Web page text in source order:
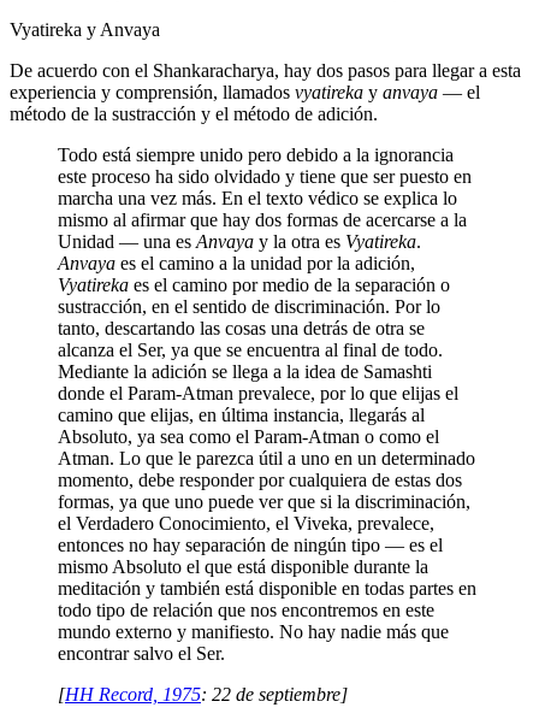
Vyatireka y Anvaya
De acuerdo con el Shankaracharya, hay dos pasos para llegar a esta
experiencia y comprensión, llamados vyatireka y anvaya ― el
método de la sustracción y el método de adición.
Todo está siempre unido pero debido a la ignorancia
este proceso ha sido olvidado y tiene que ser puesto en
marcha una vez más. En el texto védico se explica lo
mismo al afirmar que hay dos formas de acercarse a la
Unidad ― una es Anvaya y la otra es Vyatireka.
Anvaya es el camino a la unidad por la adición,
Vyatireka es el camino por medio de la separación o
sustracción, en el sentido de discriminación. Por lo
tanto, descartando las cosas una detrás de otra se
alcanza el Ser, ya que se encuentra al final de todo.
Mediante la adición se llega a la idea de Samashti
donde el Param-Atman prevalece, por lo que elijas el
camino que elijas, en última instancia, llegarás al
Absoluto, ya sea como el Param-Atman o como el
Atman. Lo que le parezca útil a uno en un determinado
momento, debe responder por cualquiera de estas dos
formas, ya que uno puede ver que si la discriminación,
el Verdadero Conocimiento, el Viveka, prevalece,
entonces no hay separación de ningún tipo ― es el
mismo Absoluto el que está disponible durante la
meditación y también está disponible en todas partes en
todo tipo de relación que nos encontremos en este
mundo externo y manifiesto. No hay nadie más que
encontrar salvo el Ser.
[HH Record, 1975: 22 de septiembre]